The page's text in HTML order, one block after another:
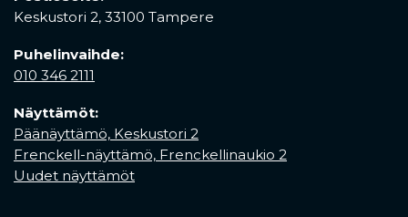
Keskustori 2, 33100 Tampere
Puhelinvaihde:
010 346 2111
Näyttämöt:
Päänäyttämö, Keskustori 2
Frenckell-näyttämö, Frenckellinaukio 2
Uudet näyttämöt